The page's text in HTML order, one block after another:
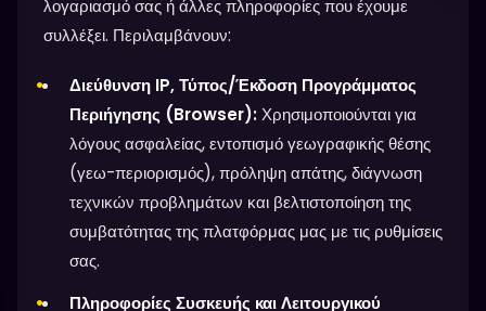
λογαριασμό σας ή άλλες πληροφορίες που έχουμε
συλλέξει. Περιλαμβάνουν:
Διεύθυνση IP, Τύπος/Έκδοση Προγράμματος
Περιήγησης (Browser):Χρησιμοποιούνται για
λόγους ασφαλείας, εντοπισμό γεωγραφικής θέσης
(γεω-περιορισμός), πρόληψη απάτης, διάγνωση
τεχνικών προβλημάτων και βελτιστοποίηση της
συμβατότητας της πλατφόρμας μας με τις ρυθμίσεις
σας.
Πληροφορίες Συσκευής και Λειτουργικού